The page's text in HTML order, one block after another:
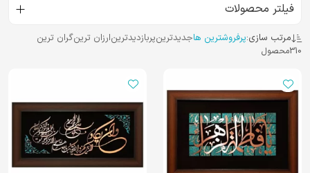
فیلتر محصولات
مرتب سازی:پرفروشترین هاجدیدترینپربازدیدترینارزان ترینگران ترین
310محصول